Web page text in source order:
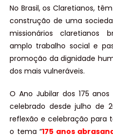
No Brasil, os Claretianos,
construção de uma
missionários claretianos
amplo trabalho social e
promoção da dignidade
dos mais vulneráveis.
O Ano Jubilar dos 175
celebrado desde julho de
reflexão e celebração para
o tema “175 anos